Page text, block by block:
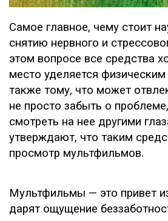
Самое главное, чему стоит
снятию нервного и
этом вопросе все средства
место уделяется физическим
также тому, что может
не просто забыть о
смотреть на нее другими
утверждают, что таким
просмотр мультфильмов.
Мультфильмы — это привет
дарят ощущение